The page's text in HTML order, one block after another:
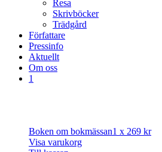
Resa
Skrivböcker
Trädgård
Författare
Pressinfo
Aktuellt
Om oss
1
Boken om bokmässan1 x 269 kr
Visa varukorg